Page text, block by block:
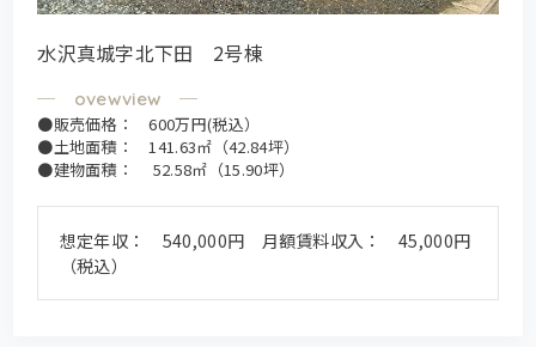
水沢真城字北下田 2号棟
●販売価格： 600万円(税込）
●土地面積： 141.63㎡（42.84坪）
●建物面積： 52.58㎡（15.90坪）
想定年収： 540,000円 月額賃料収入： 45,000円
（税込）